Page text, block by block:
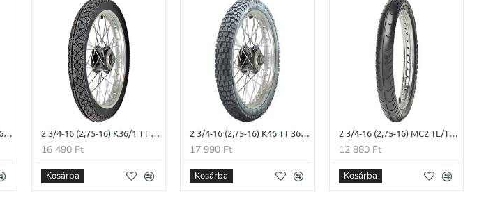
2 3/4-16 (2,75-16) K30 TT 36J Heidenau moped gumi 2 3/4-16 (2,75-16) K36/1 TT 46J Heidenau moped gumi
16 490 Ft
Kosárba
2 3/4-16 (2,75-16) K46 TT 36B Heidenau Enduro gumi
17 990 Ft
Kosárba
2 3/4-16 (2,75-16) MC2 TL/TT 46J Mitas moped gumi
12 880 Ft
Kosárba